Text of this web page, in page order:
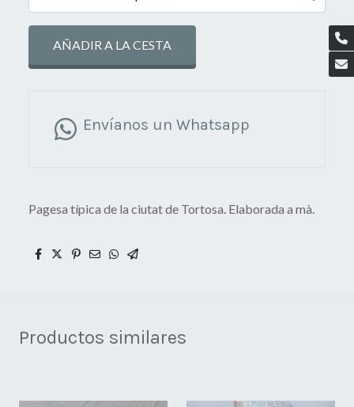
AÑADIR A LA CESTA
Envíanos un Whatsapp
Pagesa típica de la ciutat de Tortosa. Elaborada a mà.
Productos similares